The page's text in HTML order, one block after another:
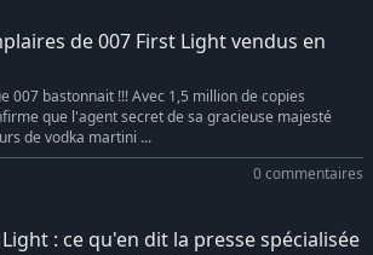
de 007 First Light vendus en
007 bastonnait !!! Avec 1,5 million de copies
que l'agent secret de sa gracieuse majesté
de vodka martini ...
0 commentaires
: ce qu'en dit la presse spécialisée